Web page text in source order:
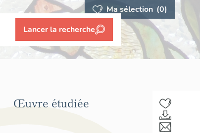
Ma sélection (0)
Lancer la recherche
Œuvre étudiée